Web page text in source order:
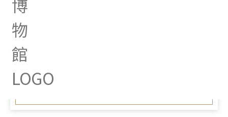
Oct 08, 2024 |
臺北市金華國小 從繪本看世
界認識兒童人權的真諦